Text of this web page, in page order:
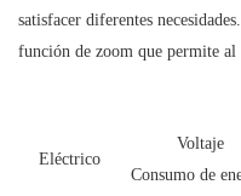
satisfacer diferentes
función de zoom que permite
Eléctrico
Voltaje
Consumo de